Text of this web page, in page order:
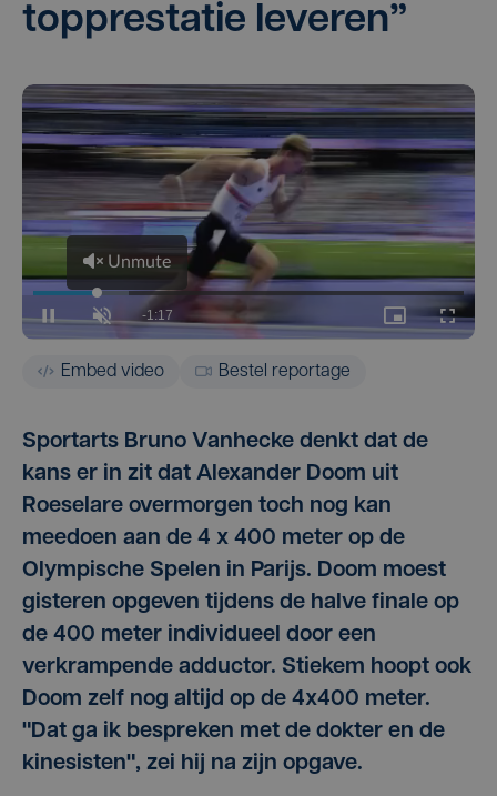
top­pres­ta­tie leveren”
Embed video Bestel reportage
Sportarts Bruno Vanhecke denkt dat de
kans er in zit dat Alexander Doom uit
Roeselare overmorgen toch nog kan
meedoen aan de 4 x 400 meter op de
Olympische Spelen in Parijs. Doom moest
gisteren opgeven tijdens de halve finale op
de 400 meter individueel door een
verkrampende adductor. Stiekem hoopt ook
Doom zelf nog altijd op de 4x400 meter.
"Dat ga ik bespreken met de dokter en de
kinesisten", zei hij na zijn opgave.